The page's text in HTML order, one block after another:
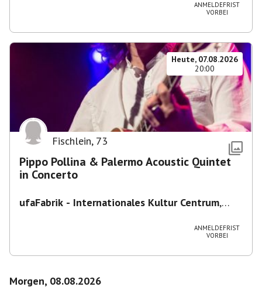
ANMELDEFRIST
VORBEI
Heute, 07.08.2026
20:00
Fischlein, 73
Pippo Pollina & Palermo Acoustic Quintet
in Concerto
ufaFabrik - Internationales Kultur Centrum,
ANMELDEFRIST
VORBEI
Morgen, 08.08.2026